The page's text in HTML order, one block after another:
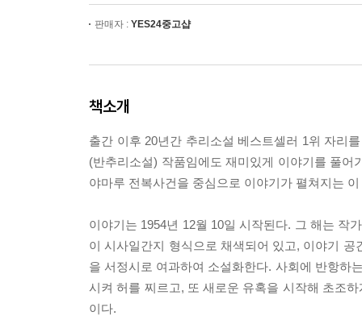
판매자 : YES24중고샵
책소개
출간 이후 20년간 추리소설 베스트셀러 1위 자리
(반추리소설) 작품임에도 재미있게 이야기를 풀
야마루 전복사건을 중심으로 이야기가 펼쳐지는
이야기는 1954년 12월 10일 시작된다. 그 해는 작
이 시사일간지 형식으로 채색되어 있고, 이야기
을 서정시로 여과하여 소설화한다. 사회에 반항하
시켜 허를 찌르고, 또 새로운 유혹을 시작해 초조
이다.